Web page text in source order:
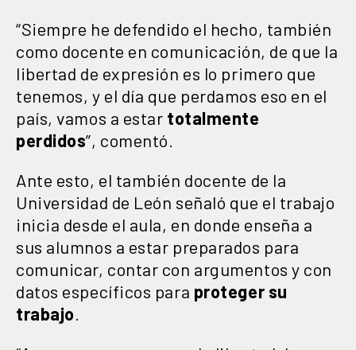
“Siempre he defendido el hecho, también
como docente en comunicación, de que la
libertad de expresión es lo primero que
tenemos, y el día que perdamos eso en el
país, vamos a estar totalmente
perdidos”, comentó.
Ante esto, el también docente de la
Universidad de León señaló que el trabajo
inicia desde el aula, en donde enseña a
sus alumnos a estar preparados para
comunicar, contar con argumentos y con
datos específicos para proteger su
trabajo